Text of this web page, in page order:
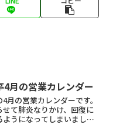
4月の営業カレンダー
月の営業カレンダーです。
て肺炎なりかけ、回復に
うになってしまいまし